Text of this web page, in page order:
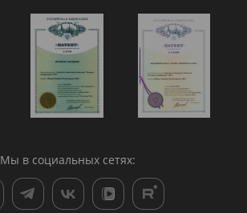
Мы в социальных сетях: